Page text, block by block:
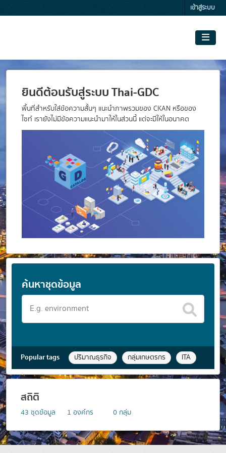
เข้าสู่ระบบ
ยินดีต้อนรับสู่ระบบ Thai-GDC
พื้นที่สำหรับใส่ข้อความสั้นๆ แนะนำภาพรวมของ CKAN หรือของ
ไซท์ เรายังไม่มีข้อความแนะนำมาให้ในส่วนนี้ แต่จะมีให้ในอนาคต
ค้นหาชุดข้อมูล
Popular tags ปริมาณธุรกิจ กลุ่มเกษตรกร ITA
สถิติ
43 ชุดข้อมูล 1 องค์กร 0 กลุ่ม